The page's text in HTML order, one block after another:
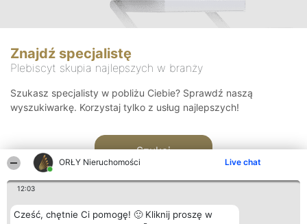
ORŁY Nieruchomości Live chat
12:03
Cześć, chętnie Ci pomogę! 🙂 Kliknij proszę w
Znajdź specjalistę
Plebiscyt skupia najlepszych w branży
Szukasz specjalisty w pobliżu Ciebie? Sprawdź naszą
wyszukiwarkę. Korzystaj tylko z usług najlepszych!
Szukaj